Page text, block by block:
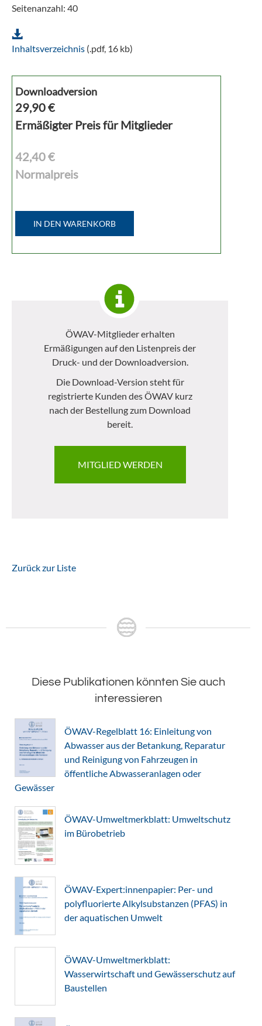
Seitenanzahl: 40
Inhaltsverzeichnis (.pdf, 16 kb)
Downloadversion
29,90€
Ermäßigter Preis für Mitglieder
42,40 €
Normalpreis
IN DEN WARENKORB
ÖWAV-Mitglieder erhalten
Ermäßigungen auf den Listenpreis der
Druck- und der Downloadversion.
Die Download-Version steht für
registrierte Kunden des ÖWAV kurz
nach der Bestellung zum Download
bereit.
MITGLIED WERDEN
Zurück zur Liste
Diese Publikationen könnten Sie auch
interessieren
ÖWAV-Regelblatt 16: Einleitung von
Abwasser aus der Betankung, Reparatur
und Reinigung von Fahrzeugen in
öffentliche Abwasseranlagen oder
Gewässer
ÖWAV-Umweltmerkblatt: Umweltschutz
im Bürobetrieb
ÖWAV-Expert:innenpapier: Per- und
polyfluorierte Alkylsubstanzen (PFAS) in
der aquatischen Umwelt
ÖWAV-Umweltmerkblatt:
Wasserwirtschaft und Gewässerschutz auf
Baustellen